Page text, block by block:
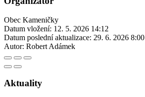
Obec Kameničky
Datum vložení: 12. 5. 2026 14:12
Datum poslední aktualizace: 29. 6. 2026 8:00
Autor: Robert Adámek
Aktuality